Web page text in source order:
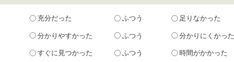
充分だった ふつう 足りなかった
分かりやすかった ふつう 分かりにくかった
すぐに見つかった ふつう 時間がかかった